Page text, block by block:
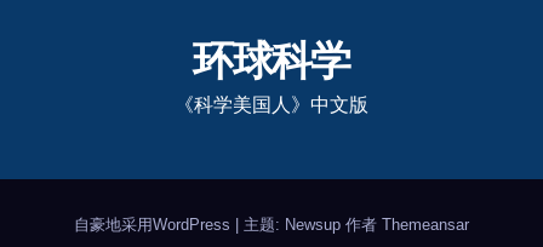
环球科学
《科学美国人》中文版
自豪地采用WordPress 主题: Newsup 作者 Themeansar